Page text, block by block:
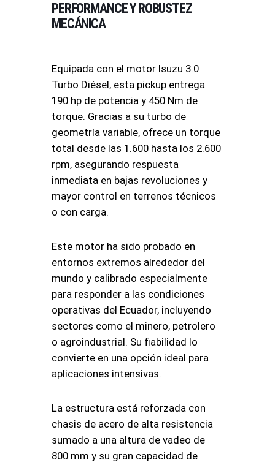
PERFORMANCE Y ROBUSTEZ
MECÁNICA
Equipada con el motor Isuzu 3.0
Turbo Diésel, esta pickup entrega
190 hp de potencia y 450 Nm de
torque. Gracias a su turbo de
geometría variable, ofrece un torque
total desde las 1.600 hasta los 2.600
rpm, asegurando respuesta
inmediata en bajas revoluciones y
mayor control en terrenos técnicos
o con carga.
Este motor ha sido probado en
entornos extremos alrededor del
mundo y calibrado especialmente
para responder a las condiciones
operativas del Ecuador, incluyendo
sectores como el minero, petrolero
o agroindustrial. Su fiabilidad lo
convierte en una opción ideal para
aplicaciones intensivas.
La estructura está reforzada con
chasis de acero de alta resistencia
sumado a una altura de vadeo de
800 mm y su gran capacidad de